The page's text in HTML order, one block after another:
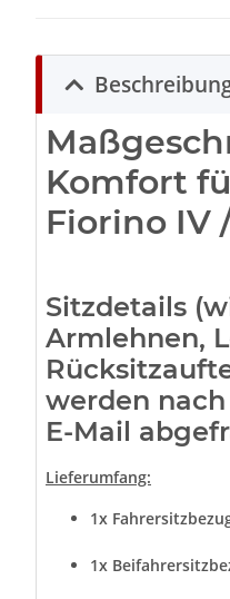
Komfort
Fiorino IV
Sitzdetails
Armlehnen,
werden
E-Mail
Lieferumfang:
1x
1x